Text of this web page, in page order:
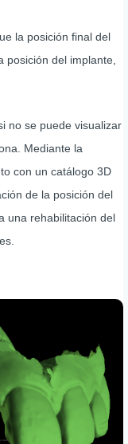
la posición final del
posición del implante,
no se puede visualizar
Mediante la
con un catálogo 3D
de la posición del
una rehabilitación del